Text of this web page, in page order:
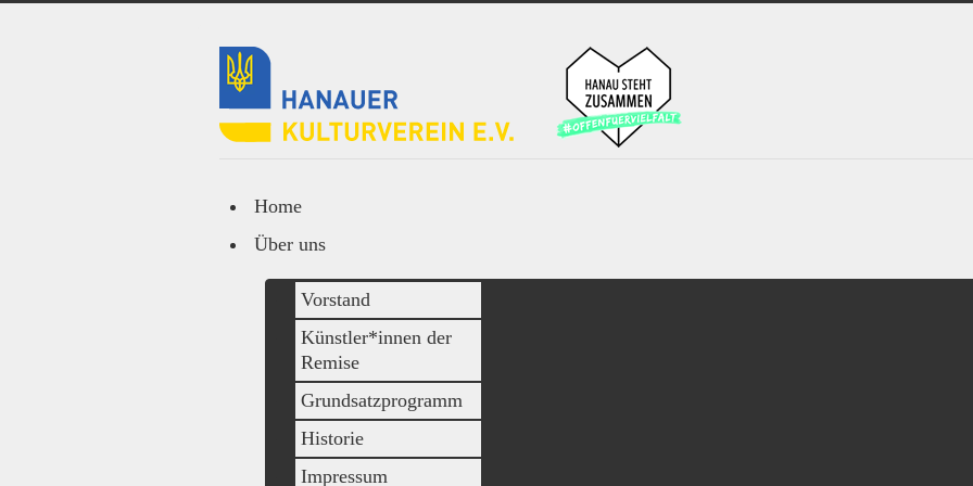
Home
Über uns
Vorstand
Künstler*innen der
Remise
Grundsatzprogramm
Historie
Impressum